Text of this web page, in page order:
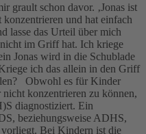
grault schon davor. ‚Jonas ist
und hat einfach
lasse das Urteil über mich
im Griff hat. Ich kriege
Jonas wird in die Schublade
ich das allein in den Griff
Obwohl es für Kinder
konzentrieren zu können,
diagnostiziert. Ein
beziehungsweise ADHS,
Bei Kindern ist die